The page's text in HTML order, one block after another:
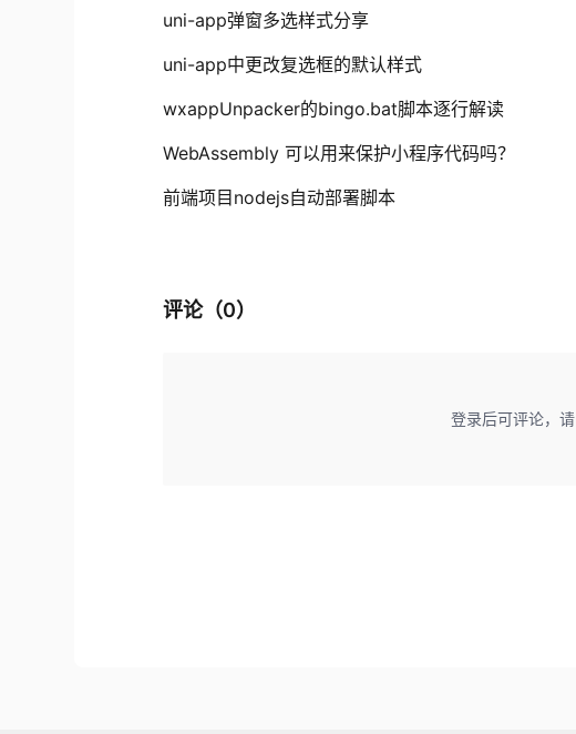
uni-app弹窗多选样式分享
uni-app中更改复选框的默认样式
wxappUnpacker的bingo.bat脚本逐行解读
WebAssembly 可以用来保护小程序代码吗？
前端项目nodejs自动部署脚本
评论（0）
登录后可评论，请